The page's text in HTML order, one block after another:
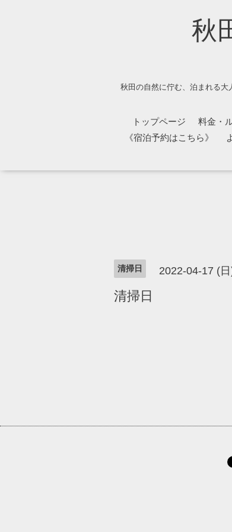
秋
秋田の自然に佇む、泊まれる大
トップページ 料金・
《宿泊予約はこちら》
清掃日 2022-04-17 (
清掃日